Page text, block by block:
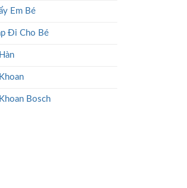
Em Bé
Đi Cho Bé
Bosch